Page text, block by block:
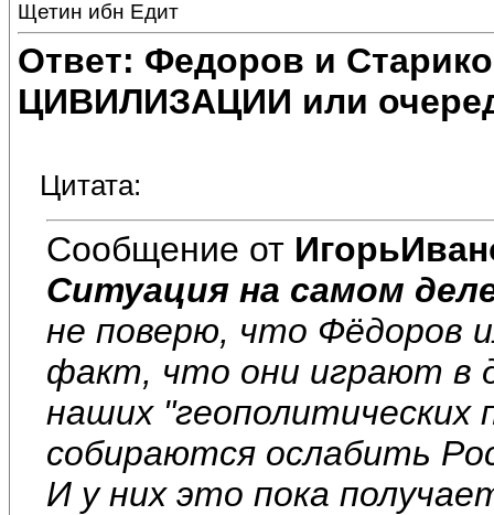
Щетин ибн Едит
Ответ: Федоров и
ЦИВИЛИЗАЦИИ или
Цитата:
Сообщение от
Ситуация на самом
не поверю, что Фёдоров
факт, что они играют в
наших
собираются ослабить
И у них это пока